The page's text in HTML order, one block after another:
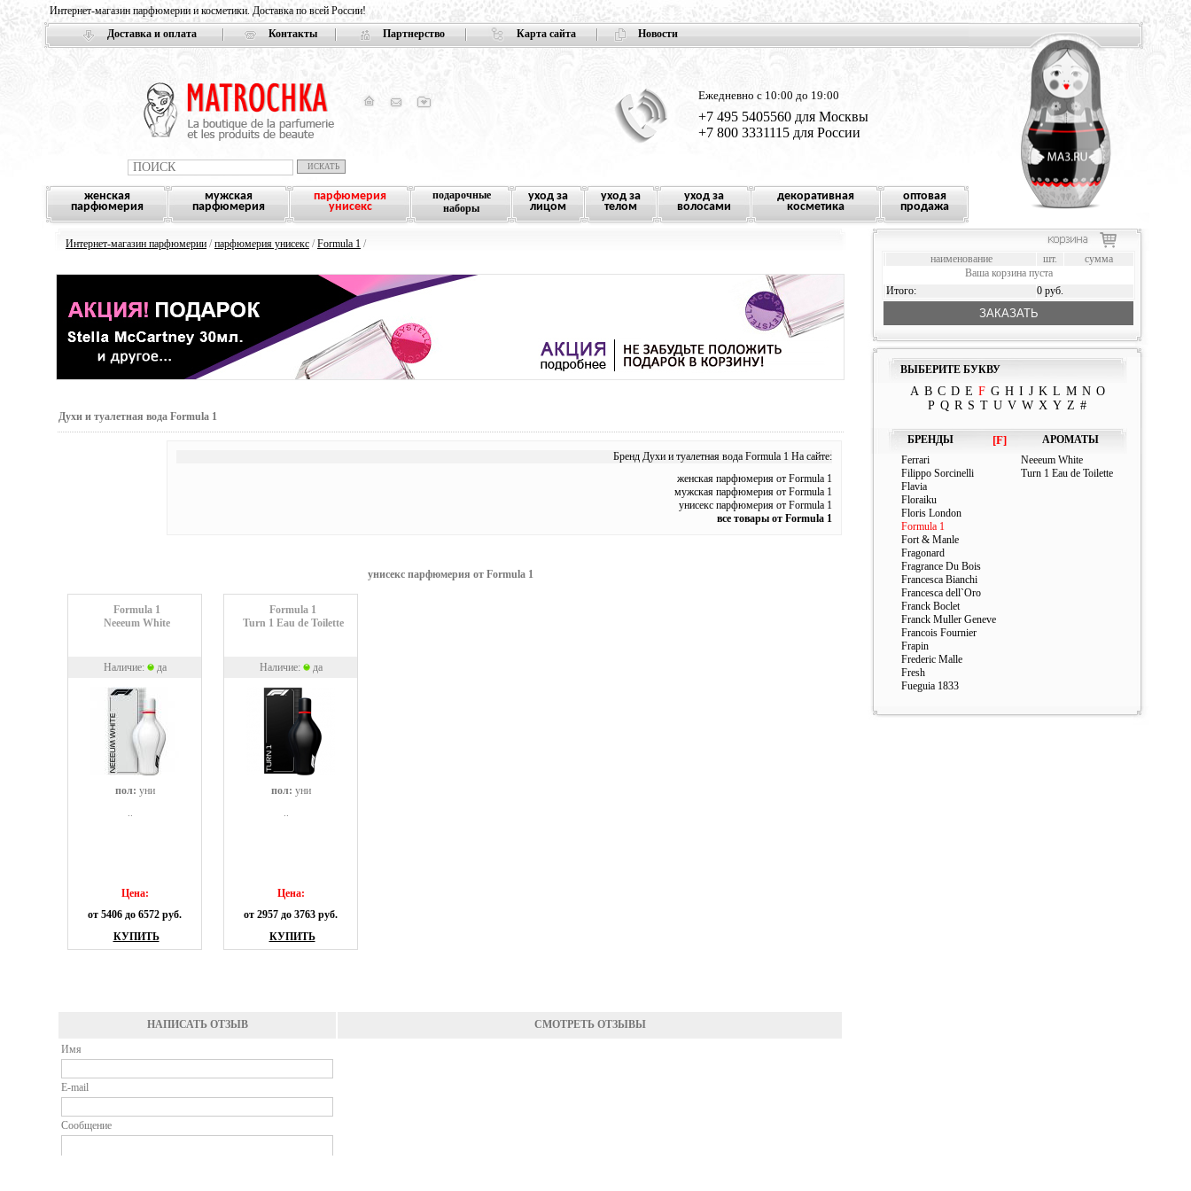
Интернет-магазин парфюмерии и косметики. Доставка по всей России!
Доставка и оплата
Контакты Партнерство Карта сайта Новости
Ежедневно с 10:00 до 19:00
+7 495 5405560 для Москвы
+7 800 3331115 для России
женская
парфюмерия
мужская
парфюмерия
парфюмерия
унисекс
подарочные
наборы
уход за
лицом
уход за
телом
уход за
волосами
декоративная
косметика
оптовая
продажа
Интернет-магазин парфюмерии /парфюмерия унисекс /Formula 1 /
Духи и туалетная вода Formula 1
Бренд Духи и туалетная вода Formula 1 На сайте:
женская парфюмерия от Formula 1
мужская парфюмерия от Formula 1
унисекс парфюмерия от Formula 1
все товары от Formula 1
унисекс парфюмерия от Formula 1
Formula 1
Neeeum White
Наличие: да
пол: уни
Цена:
от 5406 до 6572 руб.
КУПИТЬ
Formula 1
Turn 1 Eau de Toilette
Наличие: да
пол: уни
Цена:
от 2957 до 3763 руб.
КУПИТЬ
НАПИСАТЬ ОТЗЫВ
СМОТРЕТЬ ОТЗЫВЫ
Имя
E-mail
Сообщение
наименование шт.
сумма
Ваша корзина пуста
Итого:
0 руб.
ЗАКАЗАТЬ
ВЫБЕРИТЕ БУКВУ
A B C D E F G H I J K L M N O
P Q R S T U V W X Y Z #
БРЕНДЫ [F]
АРОМАТЫ
Ferrari
Filippo Sorcinelli
Flavia
Floraiku
Floris London
Formula 1
Fort & Manle
Fragonard
Fragrance Du Bois
Francesca Bianchi
Francesca dell`Oro
Franck Boclet
Franck Muller Geneve
Francois Fournier
Frapin
Frederic Malle
Fresh
Fueguia 1833
Neeeum White
Turn 1 Eau de Toilette